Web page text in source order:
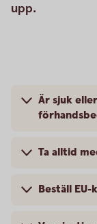
upp.
Är sjuk
Ta alltid
Beställ